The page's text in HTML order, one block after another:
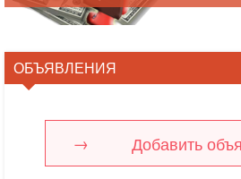
ОБЪЯВЛЕНИЯ
Добавить